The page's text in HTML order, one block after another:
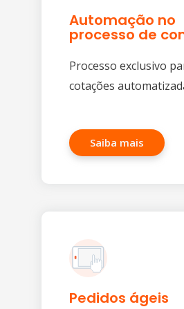
Automação no
processo de
Processo exclusivo
cotações
Saiba mais
Pedidos ágeis